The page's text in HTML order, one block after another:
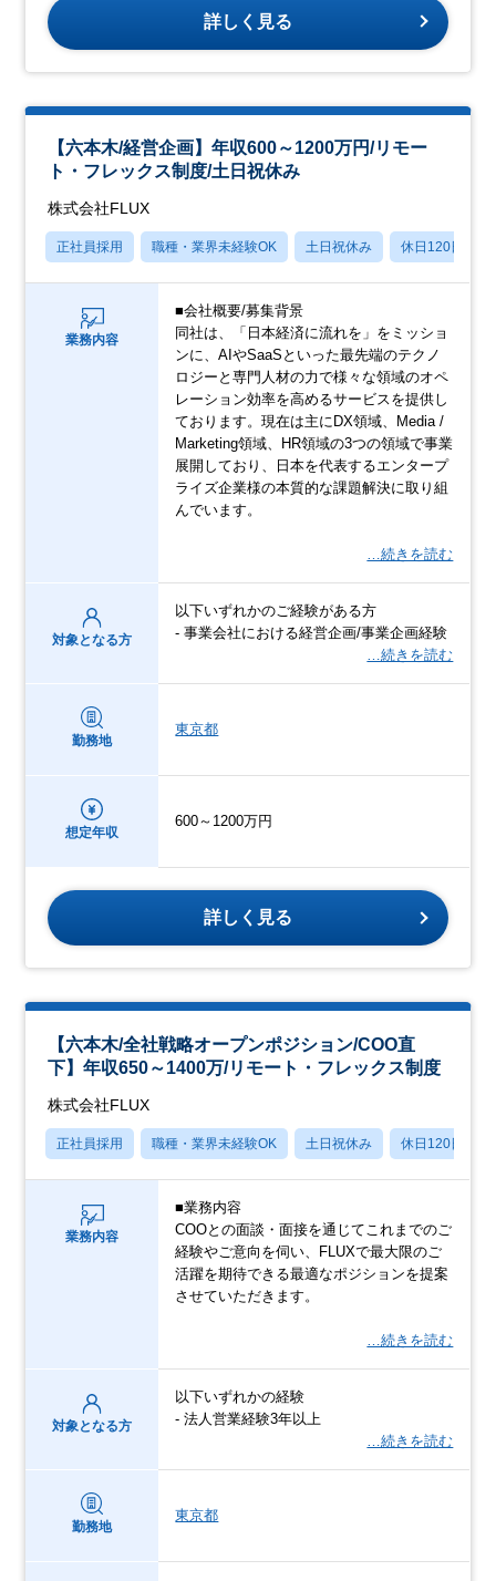
詳しく見る
【六本木/経営企画】年収600～1200万円/リモー
ト・フレックス制度/土日祝休み
株式会社FLUX
正社員採用 職種・業界未経験OK 土日祝休み 休日120日以上
業務内容
■会社概要/募集背景
同社は、「日本経済に流れを」をミッショ
ンに、AIやSaaSといった最先端のテクノ
ロジーと専門人材の力で様々な領域のオペ
レーション効率を高めるサービスを提供し
ております。現在は主にDX領域、Media /
Marketing領域、HR領域の3つの領域で事業
展開しており、日本を代表するエンタープ
ライズ企業様の本質的な課題解決に取り組
んでいます。
…続きを読む
対象となる方
以下いずれかのご経験がある方
- 事業会社における経営企画/事業企画経験
…続きを読む
勤務地
東京都
想定年収
600～1200万円
詳しく見る
【六本木/全社戦略オープンポジション/COO直
下】年収650～1400万/リモート・フレックス制度
株式会社FLUX
正社員採用 職種・業界未経験OK 土日祝休み 休日120日以上
業務内容
■業務内容
COOとの面談・面接を通じてこれまでのご
経験やご意向を伺い、FLUXで最大限のご
活躍を期待できる最適なポジションを提案
させていただきます。
…続きを読む
対象となる方
以下いずれかの経験
- 法人営業経験3年以上
…続きを読む
勤務地
東京都